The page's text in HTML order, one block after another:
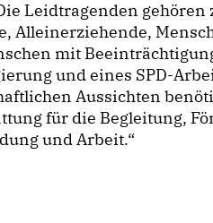
Leidtragenden gehören
Alleinerziehende,
mit
und eines SPD-
Aussichten
für die Begleitung,
und Arbeit.“